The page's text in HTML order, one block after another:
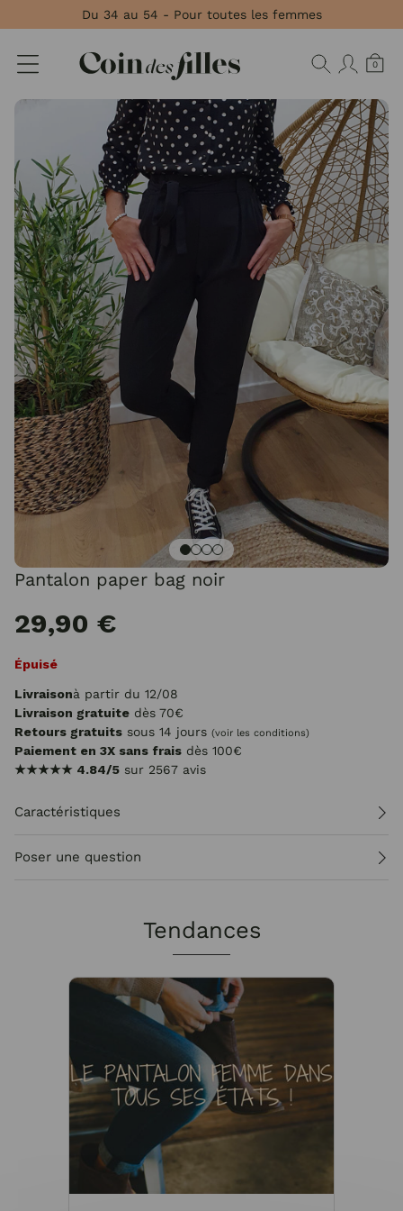
Du 34 au 54 - Pour toutes les femmes
0
Pantalon paper bag noir
29,90 €
Épuisé
Livraisonà partir du 12/08
Livraison gratuite dès 70€
Retours gratuits sous 14 jours (voir les conditions)
Paiement en 3X sans frais dès 100€
★★★★★ 4.84/5 sur 2567 avis
Caractéristiques
Poser une question
Tendances
Panneau de gestion des cookies